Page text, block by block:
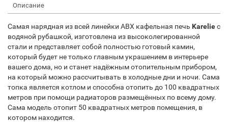
Описание
Самая нарядная из всей линейки АВХ кафельная печь Karelieс
водяной рубашкой, изготовлена из высоколегированной
стали и представляет собой полностью готовый камин,
который будет не только главным украшением в интерьере
вашего дома, но и станет надёжным отопительным прибором,
на который можно рассчитывать в холодные дни и ночи. Сама
топка является котлом и способна отопить до 100 квадратных
метров при помощи радиаторов размещённых по всему дому.
Сама модель отопит 50 квадратных метров помещения, в
котором находится.